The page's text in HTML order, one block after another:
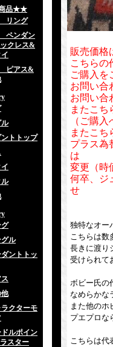
品★★
リング
ペンダン
ックレス&
ピアス&
トトップ
ル
ントトッ
クターモ
ルポイン
スター
販売価格
こちらの
ご購入を
お問い合
お問い合
またこち
（ご購
またこち
プラス為
は
変更（時
何卒、ジ
せ
独特なオー
こちらは数
長きに渡り
受けられて
ボビー氏の
なめらかな
また他のホ
プエプロな
こちらは代